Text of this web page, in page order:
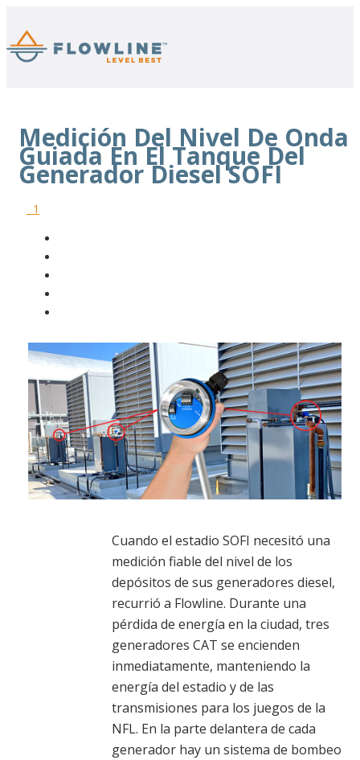
Medición Del Nivel De Onda
Guiada En El Tanque Del
Generador Diesel SOFI
1
Cuando el estadio SOFI necesitó una
medición fiable del nivel de los
depósitos de sus generadores diesel,
recurrió a Flowline. Durante una
pérdida de energía en la ciudad, tres
generadores CAT se encienden
inmediatamente, manteniendo la
energía del estadio y de las
transmisiones para los juegos de la
NFL. En la parte delantera de cada
generador hay un sistema de bombeo